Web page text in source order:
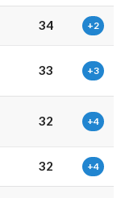
34 +2
33 +3
32 +4
32 +4